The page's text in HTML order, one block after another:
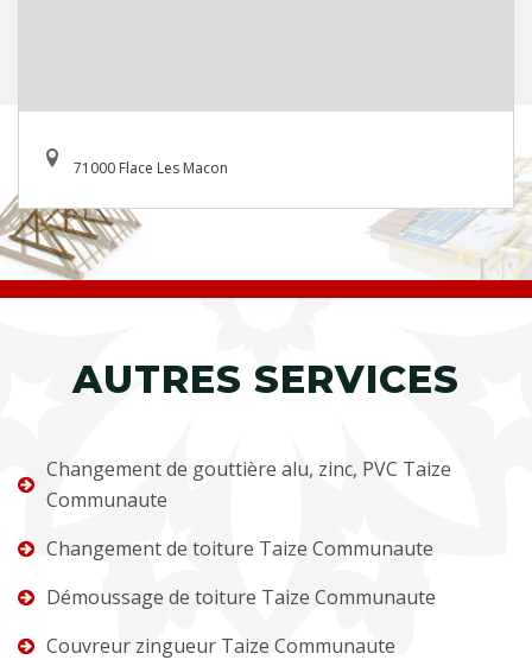
71000 Flace Les Macon
AUTRES SERVICES
Changement de gouttière alu, zinc, PVC Taize
Communaute
Changement de toiture Taize Communaute
Démoussage de toiture Taize Communaute
Couvreur zingueur Taize Communaute